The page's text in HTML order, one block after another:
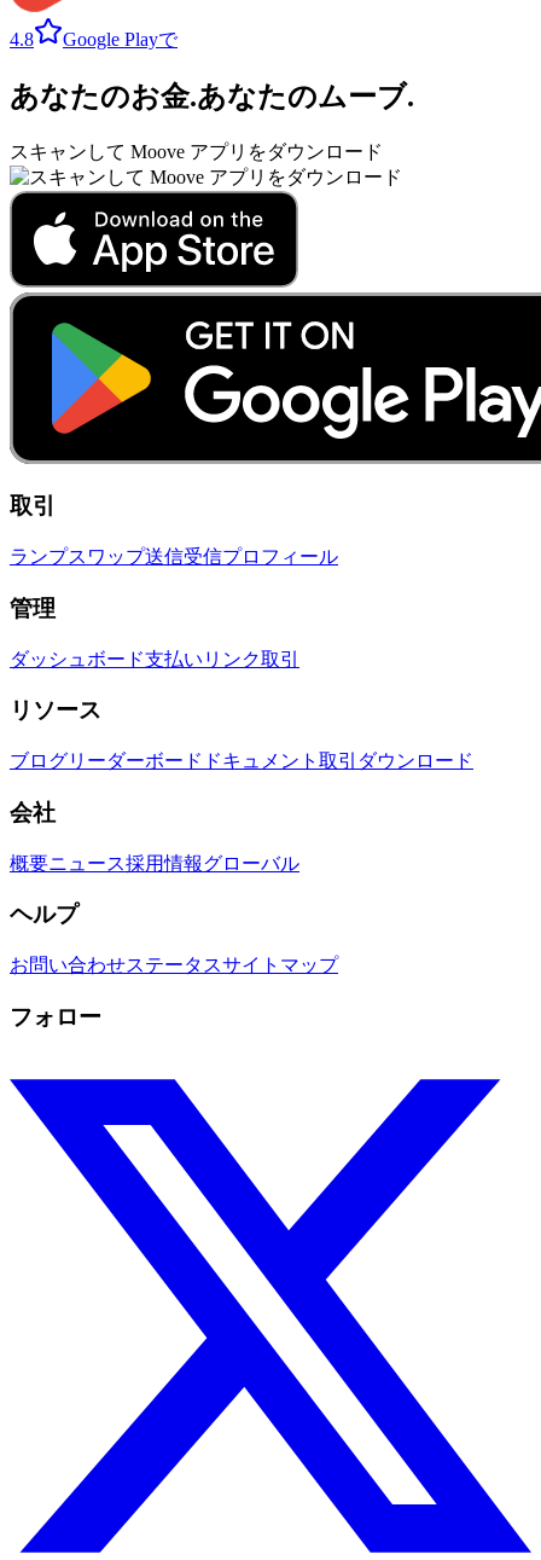
4.8 Google Playで
あなたのお金.あなたのムーブ.
スキャンして Moove アプリをダウンロード
取引
ランプスワップ送信受信プロフィール
管理
ダッシュボード支払いリンク取引
リソース
ブログリーダーボード ドキュメント 取引 ダウンロード
会社
概要ニュース採用情報グローバル
ヘルプ
お問い合わせステータスサイトマップ
フォロー